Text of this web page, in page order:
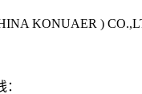
KONUAER )